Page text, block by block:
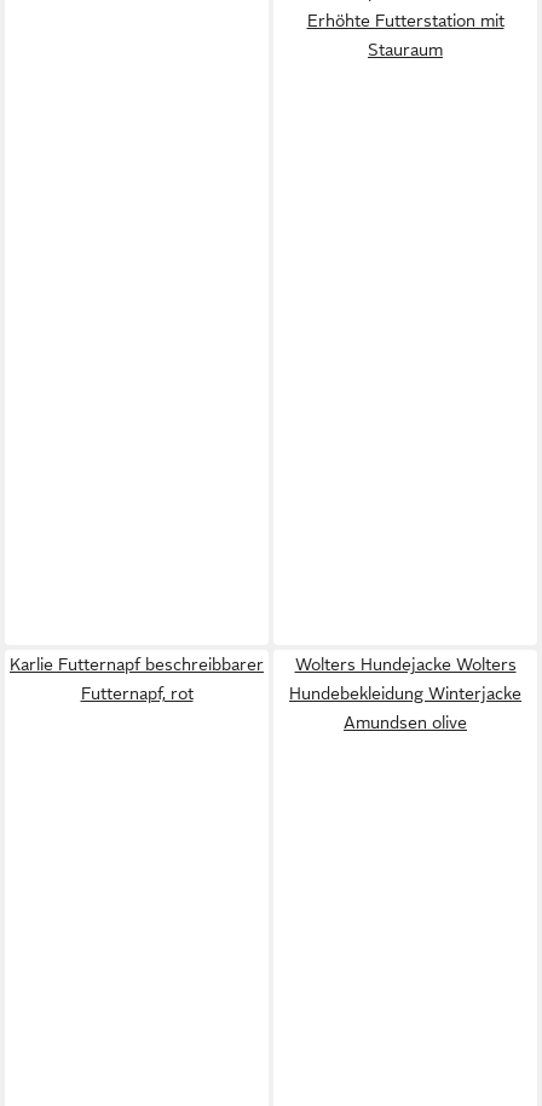
Erhöhte Futterstation mit
Stauraum
Karlie Futternapf beschreibbarer
Futternapf, rot
Wolters Hundejacke Wolters
Hundebekleidung Winterjacke
Amundsen olive